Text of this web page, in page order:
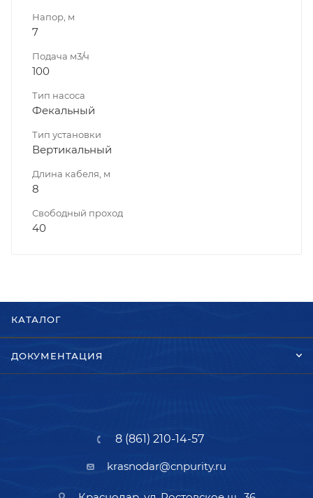
Напор, м
7
Подача м3/ч
100
Тип насоса
Фекальный
Тип установки
Вертикальный
Длина кабеля, м
8
Свободный проход
40
КАТАЛОГ
ДОКУМЕНТАЦИЯ
8 (861) 210-14-57
krasnodar@cnpurity.ru